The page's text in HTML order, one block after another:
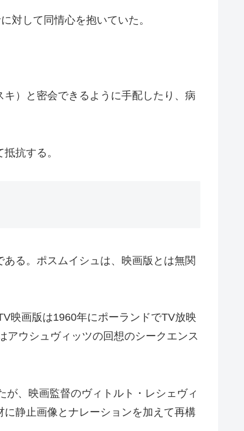
対して同情心を抱いていた。
）と密会できるように手配したり、病
抗する。
る。ポスムイシュは、映画版とは無関
映画版は1960年にポーランドでTV放映
アウシュヴィッツの回想のシークエンス
、映画監督のヴィトルト・レシェヴィ
静止画像とナレーションを加えて再構